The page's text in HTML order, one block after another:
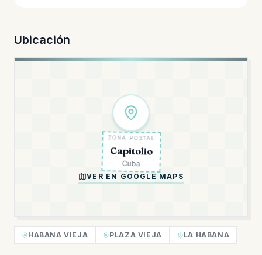
Ubicación
ZONA POSTAL
Capitolio
Cuba
VER EN GOOGLE MAPS
HABANA VIEJA PLAZA VIEJA LA HABANA